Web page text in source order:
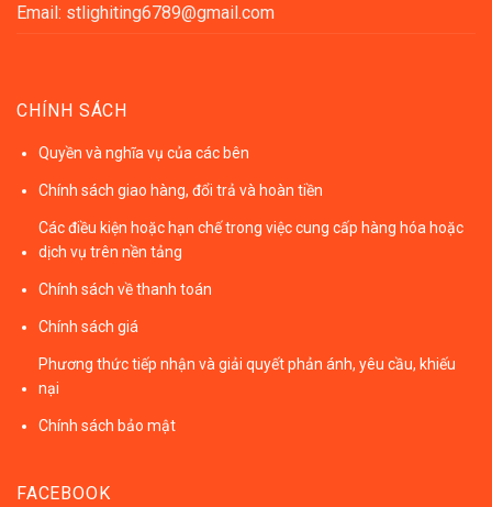
Email: stlighiting6789@gmail.com
CHÍNH SÁCH
Quyền và nghĩa vụ của các bên
Chính sách giao hàng, đổi trả và hoàn tiền
Các điều kiện hoặc hạn chế trong việc cung cấp hàng hóa hoặc
dịch vụ trên nền tảng
Chính sách về thanh toán
Chính sách giá
Phương thức tiếp nhận và giải quyết phản ánh, yêu cầu, khiếu
nại
Chính sách bảo mật
FACEBOOK